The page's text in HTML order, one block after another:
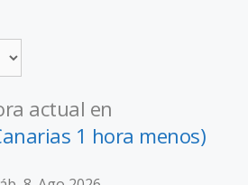
actual en
1 hora menos)